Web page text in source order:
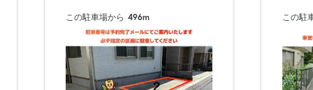
この駐車場から 496m この駐